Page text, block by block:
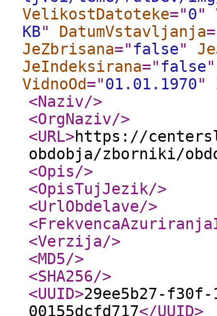
VelikostDatoteke="0"
KB" DatumVstavljanja
JeZbrisana=" false"
JeIndeksirana=" false"
VidnoOd="01.01.1970"
<Naziv/>
<OrgNaziv/>
<URL>https://
obdobja/zborniki/
<Opis/>
<OpisTujJezik/>
<UrlObdelave/>
<Verzija/>
<MD5/>
<SHA256/>
<UUID>29ee5b27-f30f-
00155dcfd717</UUID>